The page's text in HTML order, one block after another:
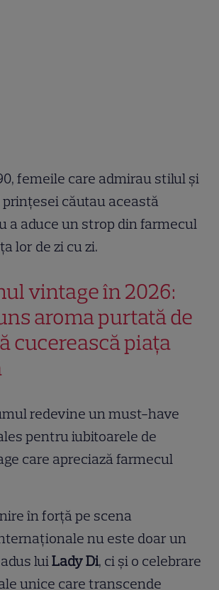
femeile care admirau stilul și
căutau această
a aduce un strop din farmecul
lor de zi cu zi.
vintage în 2026:
aroma purtată de
cucerească piața
redevine un must-have
pentru iubitoarele de
care apreciază farmecul
în forță pe scena
nu este doar un
luiLady Di, ci și o celebrare
unice care transcende